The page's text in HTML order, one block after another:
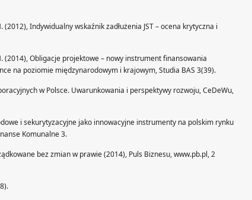
Indywidualny wskaźnik zadłużenia JST – ocena krytyczna i
(2014), Obligacje projektowe – nowy instrument finansowania
na poziomie międzynarodowym i krajowym, Studia BAS 3(39).
w Polsce. Uwarunkowania i perspektywy rozwoju, CeDeWu,
i sekurytyzacyjne jako innowacyjne instrumenty na polskim rynku
Komunalne 3.
bez zmian w prawie (2014), Puls Biznesu, www.pb.pl, 2